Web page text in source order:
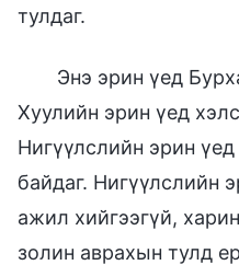
тулдаг.
Энэ эрин үед
Хуулийн эрин үед
Нигүүлслийн эрин үед
байдаг. Нигүүлслийн
ажил хийгээгүй,
золин аврахын тулд